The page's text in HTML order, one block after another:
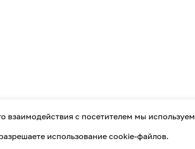
взаимодействия с посетителем мы используем
использование cookie-файлов.